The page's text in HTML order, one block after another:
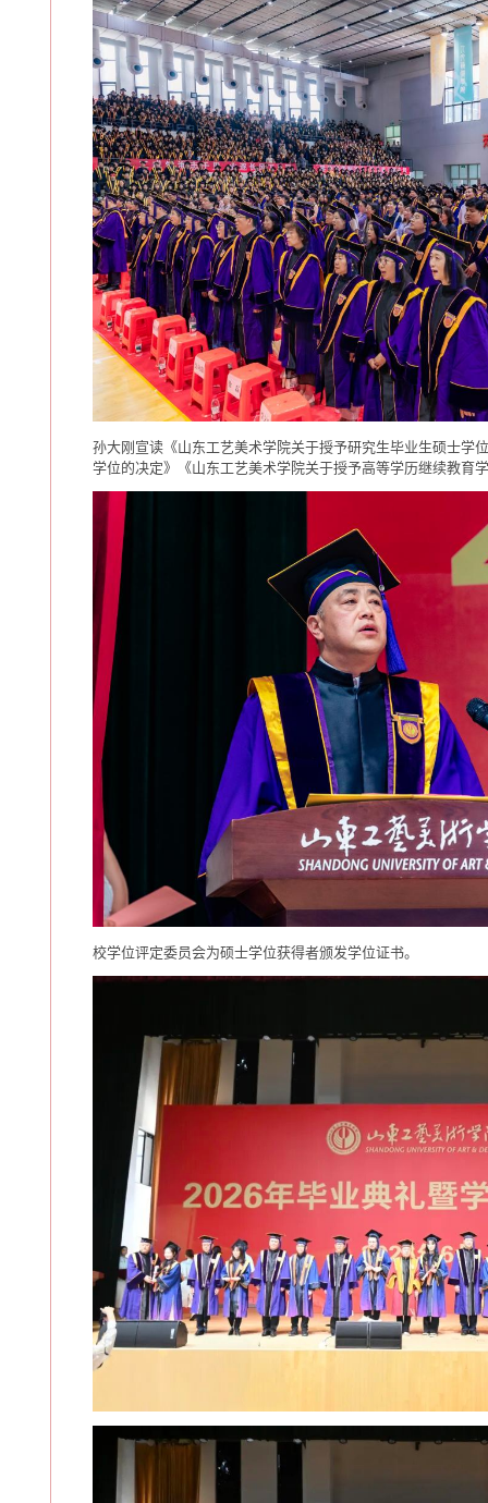
孙大刚宣读《山东工艺美术学院关于授予研究生毕业生硕士学
学位的决定》《山东工艺美术学院关于授予高等学历继续教育
校学位评定委员会为硕士学位获得者颁发学位证书。